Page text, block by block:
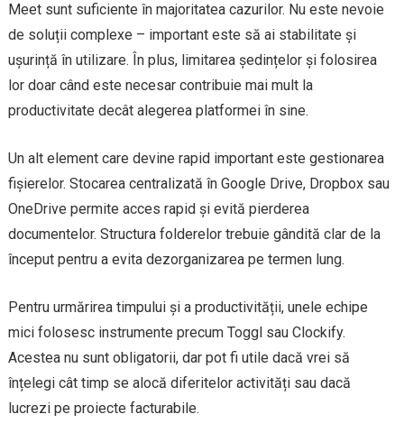
Meet sunt suficiente în majoritatea cazurilor. Nu este nevoie
de soluții complexe – important este să ai stabilitate și
ușurință în utilizare. În plus, limitarea ședințelor și folosirea
lor doar când este necesar contribuie mai mult la
productivitate decât alegerea platformei în sine.
Un alt element care devine rapid important este gestionarea
fișierelor. Stocarea centralizată în Google Drive, Dropbox sau
OneDrive permite acces rapid și evită pierderea
documentelor. Structura folderelor trebuie gândită clar de la
început pentru a evita dezorganizarea pe termen lung.
Pentru urmărirea timpului și a productivității, unele echipe
mici folosesc instrumente precum Toggl sau Clockify.
Acestea nu sunt obligatorii, dar pot fi utile dacă vrei să
înțelegi cât timp se alocă diferitelor activități sau dacă
lucrezi pe proiecte facturabile.